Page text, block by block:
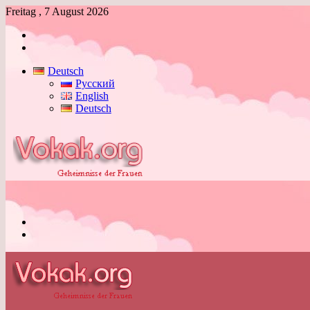
Freitag , 7 August 2026
Anmelden
Deutsch
Русский
English
Deutsch